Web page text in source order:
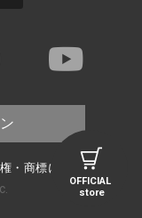
OFFICIAL
store
・商標について